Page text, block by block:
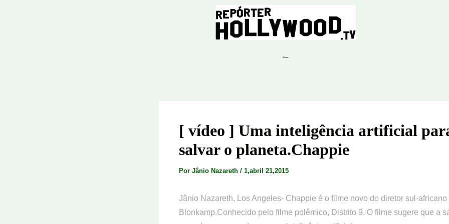
[ vídeo ] Uma inteligência artificial
salvar o planeta.Chappie
Por Jânio Nazareth / 1,abril 21,2015
Jânio Nazareth, Los Angeles- Chappie é o filme novo do diretor sul-africano
Blonkamp.Conhecido pelo filme polêmico, Distrito 9. O filme sugere que a